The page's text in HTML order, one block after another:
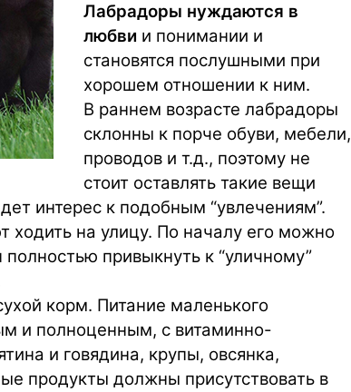
Лабрадоры нуждаются в
любви и понимании и
становятся послушными при
хорошем отношении к ним.
В раннем возрасте лабрадоры
склонны к порче обуви, мебели,
проводов и т.д., поэтому не
стоит оставлять такие вещи
интерес к подобным “увлечениям”.
ходить на улицу. По началу его можно
привыкнуть к “уличному”
корм. Питание маленького
и полноценным, с витаминно-
и говядина, крупы, овсянка,
продукты должны присутствовать в